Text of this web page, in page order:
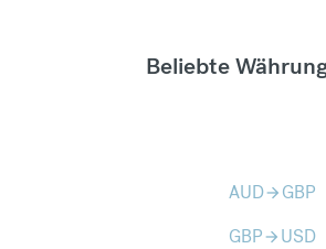
Beliebte
AUDarrow_forward GBP
GBParrow_forward USD